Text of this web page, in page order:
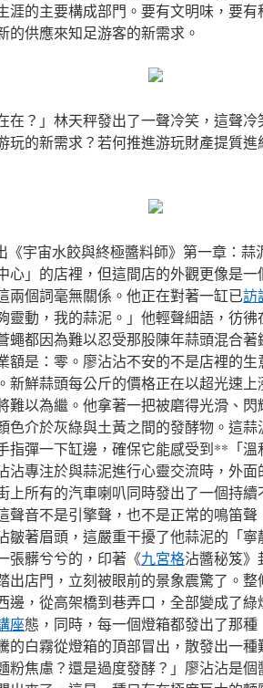
涯的主要構成部門。要有文明味，要
的供應來知足游客的新需求。
在？」林天秤發出了一聲冷笑，這聲
玩的新需求？若何推進游玩財產提質進
《宇宙水餃與終極醬料師》第一章：
心」的店裡，但這間店的外觀更像是
兩個詞毫無關係。他正在對著一缸已訪
靈動，我的蒜泥。」他輕聲細語，彷
蠅都因為難以忍受那股陳年蒜頭混合
額是：零。廖沾沾不安的不是店裡的
新鮮蒜頭每公斤的價格正在以超光速
難以為繼。他拿著一把被磨得光滑、
色介於灰綠與土黃之間的發酵物。這
指彈一下缸邊，確保它能感受到**「
沾專注於與蒜泥進行心靈交流時，外
上所有的汽車喇叭同時發出了一個持
不是引擎聲，也不是正常的鳴笛聲
皺著眉頭，這嚴重干擾了他蒜泥的「
張髒兮兮的，印著《九宮格沾醬秘笈》
出店門，立刻被眼前的景象震驚了。
邊，從高架橋到巷弄口，全部變成了
座態，同時，每一個燈箱都發出了那
的白霧從燈箱的頂部冒出，散發出一種
粉焦慮？還是過度發酵？」廖沾沾是